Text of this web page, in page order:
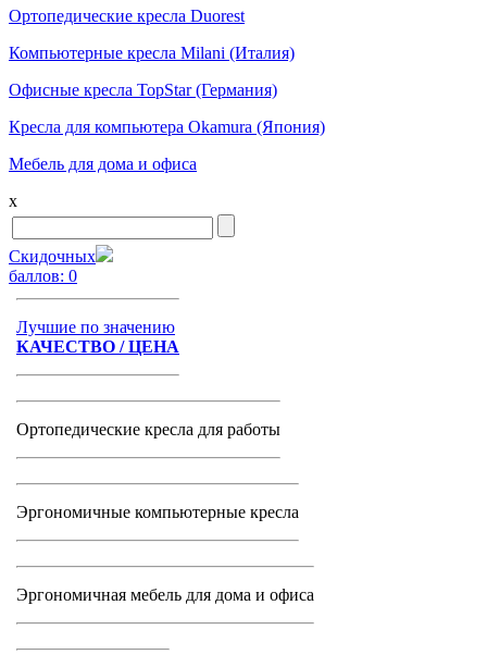
Ортопедические кресла Duorest
Компьютерные кресла Milani (Италия)
Офисные кресла TopStar (Германия)
Кресла для компьютера Okamura (Япония)
Мебель для дома и офиса
x
Скидочных
баллов: 0
Лучшие по значению
КАЧЕСТВО / ЦЕНА
Ортопедические кресла для работы
Эргономичные компьютерные кресла
Эргономичная мебель для дома и офиса